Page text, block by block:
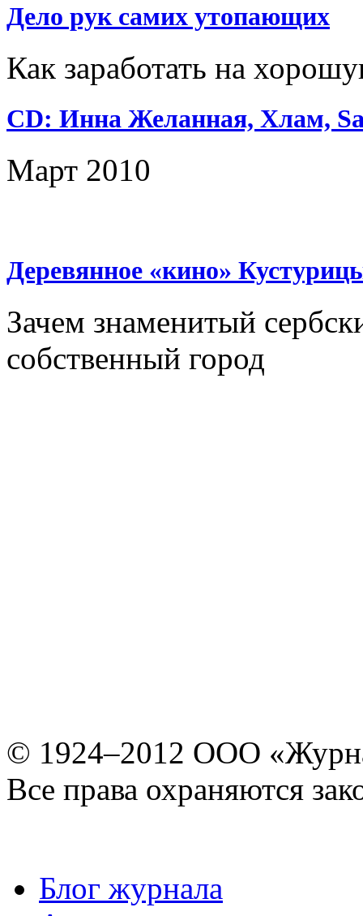
Дело рук самих утопающих
Как заработать на
CD: Инна Желанная, Хлам,
Март 2010
Деревянное «кино»
Зачем знаменитый
собственный город
© 1924–2012 ООО
Все права охраняются
Блог журнала